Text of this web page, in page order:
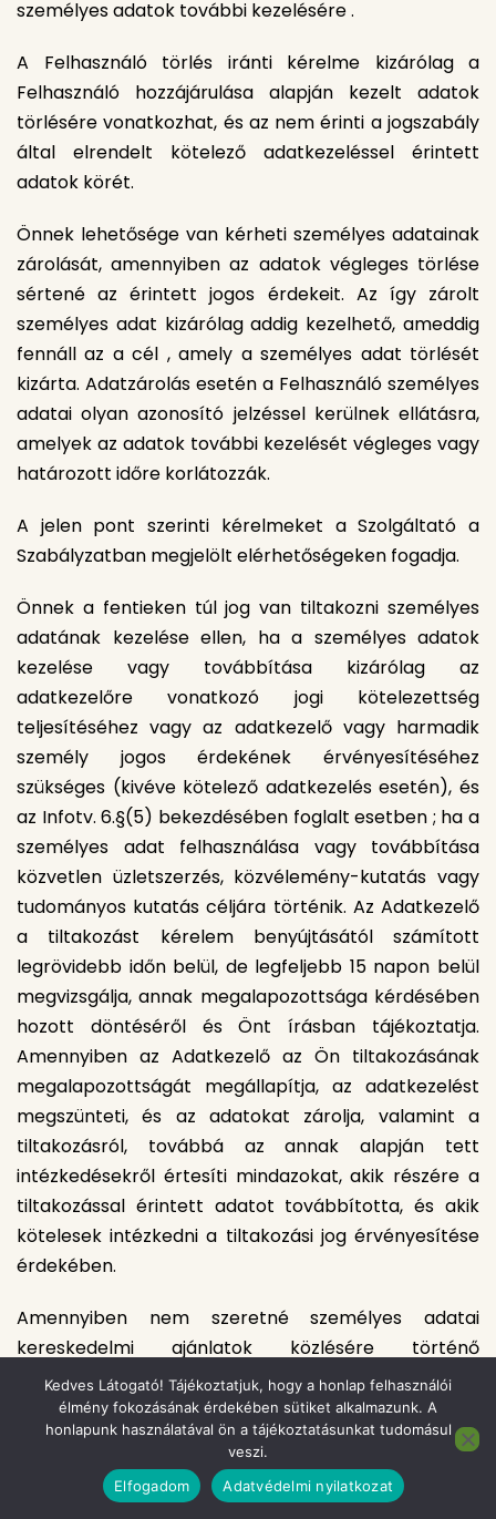
személyes adatok további kezelésére .
A Felhasználó törlés iránti kérelme kizárólag a
Felhasználó hozzájárulása alapján kezelt adatok
törlésére vonatkozhat, és az nem érinti a jogszabály
által elrendelt kötelező adatkezeléssel érintett
adatok körét.
Önnek lehetősége van kérheti személyes adatainak
zárolását, amennyiben az adatok végleges törlése
sértené az érintett jogos érdekeit. Az így zárolt
személyes adat kizárólag addig kezelhető, ameddig
fennáll az a cél , amely a személyes adat törlését
kizárta. Adatzárolás esetén a Felhasználó személyes
adatai olyan azonosító jelzéssel kerülnek ellátásra,
amelyek az adatok további kezelését végleges vagy
határozott időre korlátozzák.
A jelen pont szerinti kérelmeket a Szolgáltató a
Szabályzatban megjelölt elérhetőségeken fogadja.
Önnek a fentieken túl jog van tiltakozni személyes
adatának kezelése ellen, ha a személyes adatok
kezelése vagy továbbítása kizárólag az
adatkezelőre vonatkozó jogi kötelezettség
teljesítéséhez vagy az adatkezelő vagy harmadik
személy jogos érdekének érvényesítéséhez
szükséges (kivéve kötelező adatkezelés esetén), és
az Infotv. 6.§(5) bekezdésében foglalt esetben ; ha a
személyes adat felhasználása vagy továbbítása
közvetlen üzletszerzés, közvélemény-kutatás vagy
tudományos kutatás céljára történik. Az Adatkezelő
a tiltakozást kérelem benyújtásától számított
legrövidebb időn belül, de legfeljebb 15 napon belül
megvizsgálja, annak megalapozottsága kérdésében
hozott döntéséről és Önt írásban tájékoztatja.
Amennyiben az Adatkezelő az Ön tiltakozásának
megalapozottságát megállapítja, az adatkezelést
megszünteti, és az adatokat zárolja, valamint a
tiltakozásról, továbbá az annak alapján tett
intézkedésekről értesíti mindazokat, akik részére a
tiltakozással érintett adatot továbbította, és akik
kötelesek intézkedni a tiltakozási jog érvényesítése
érdekében.
Amennyiben nem szeretné személyes adatai
kereskedelmi ajánlatok közlésére történő
felhasználását, joga van mindezt indoklás nélkül
megtiltani.
A jogainak érvényesítéséhez kérelmét írásban
szükséges megküldenie az Adatkezelő részére, e-
Kedves Látogató! Tájékoztatjuk, hogy a honlap felhasználói
élmény fokozásának érdekében sütiket alkalmazunk. A
honlapunk használatával ön a tájékoztatásunkat tudomásul
veszi.
Elfogadom
Adatvédelmi nyilatkozat